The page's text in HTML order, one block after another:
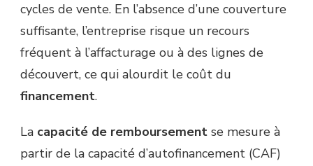
cycles de vente. En l’absence d’une couverture
suffisante, l’entreprise risque un recours
fréquent à l’affacturage ou à des lignes de
découvert, ce qui alourdit le coût du
financement.
La capacité de remboursement se mesure à
partir de la capacité d’autofinancement (CAF)